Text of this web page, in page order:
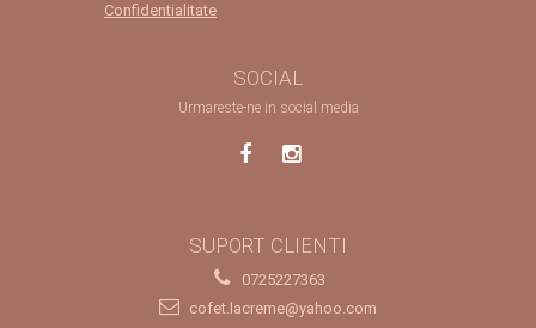
Confidentialitate
SOCIAL
Urmareste-ne in social media
SUPORT CLIENTI
0725227363
cofet.lacreme@yahoo.com